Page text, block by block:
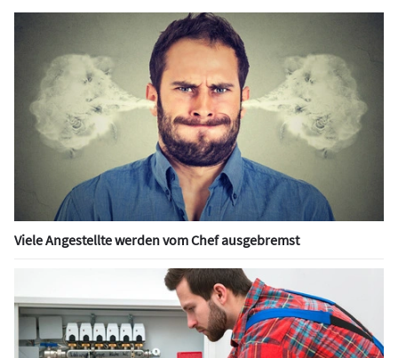
Viele Angestellte werden vom Chef ausgebremst